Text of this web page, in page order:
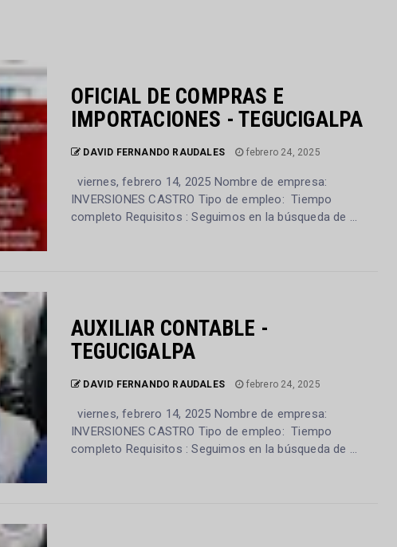
OFICIAL DE COMPRAS E
IMPORTACIONES - TEGUCIGALPA
DAVID FERNANDO RAUDALES febrero 24, 2025
viernes, febrero 14, 2025 Nombre de empresa:
INVERSIONES CASTRO Tipo de empleo: Tiempo
completo Requisitos : Seguimos en la búsqueda de ...
AUXILIAR CONTABLE -
TEGUCIGALPA
DAVID FERNANDO RAUDALES febrero 24, 2025
viernes, febrero 14, 2025 Nombre de empresa:
INVERSIONES CASTRO Tipo de empleo: Tiempo
completo Requisitos : Seguimos en la búsqueda de ...